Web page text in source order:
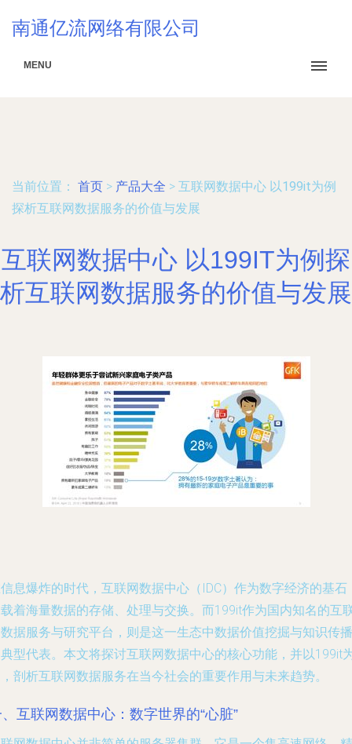
南通亿流网络有限公司
MENU
当前位置： 首页 > 产品大全 > 互联网数据中心 以199it为例
探析互联网数据服务的价值与发展
互联网数据中心 以199IT为例探
析互联网数据服务的价值与发展
息爆炸的时代，互联网数据中心（IDC）作为数字经济的基石
着海量数据的存储、处理与交换。而199it作为国内知名的互
据服务与研究平台，则是这一生态中数据价值挖掘与知识传播
型代表。本文将探讨互联网数据中心的核心功能，并以199it
剖析互联网数据服务在当今社会的重要作用与未来趋势。
互联网数据中心：数字世界的“心脏”